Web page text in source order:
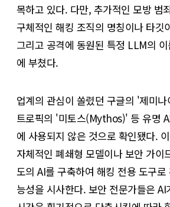
목하고 있다. 다만, 추가적인 모방 범
구체적인 해킹 조직의 명칭이나 타깃
그리고 공격에 동원된 특정 LLM의
에 부쳤다.
업계의 관심이 쏠렸던 구글의 '제미
트로픽의 '미토스(Mythos)' 등 유명
에 사용되지 않은 것으로 확인됐다.
자체적인 폐쇄형 모델이나 보안 가이
도의 AI를 구축하여 해킹 전용 도구
능성을 시사한다. 보안 전문가들은